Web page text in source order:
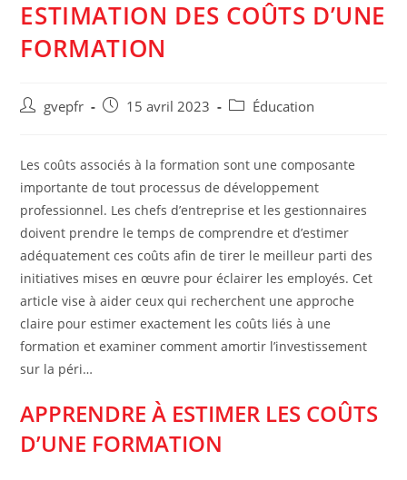
ESTIMATION DES COÛTS D’UNE
FORMATION
Auteur/autrice
publication :
gvepfr
Post15 avril 2023
PostÉducation
Les coûts associés à la formation sont une composante
importante de tout processus de développement
professionnel. Les chefs d’entreprise et les gestionnaires
doivent prendre le temps de comprendre et d’estimer
adéquatement ces coûts afin de tirer le meilleur parti des
initiatives mises en œuvre pour éclairer les employés. Cet
article vise à aider ceux qui recherchent une approche
claire pour estimer exactement les coûts liés à une
formation et examiner comment amortir l’investissement
sur la péri…
APPRENDRE À ESTIMER LES COÛTS
D’UNE FORMATION